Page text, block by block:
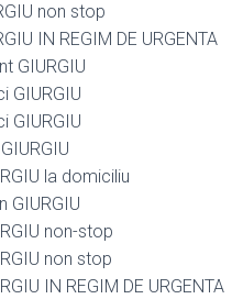
non stop
IN REGIM DE URGENTA
GIURGIU
GIURGIU
GIURGIU
la domiciliu
GIURGIU
non-stop
non stop
IN REGIM DE URGENTA